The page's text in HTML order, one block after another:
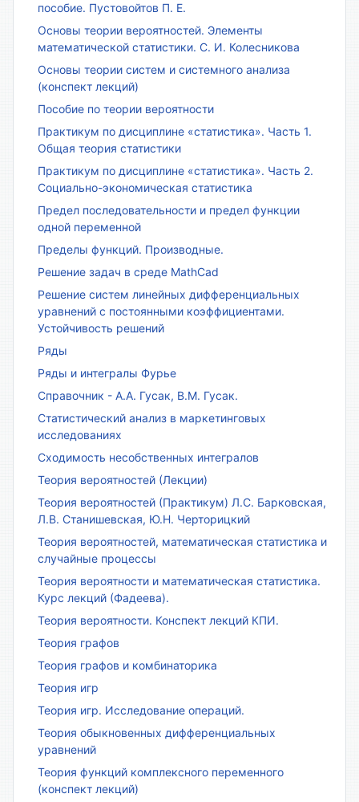
пособие. Пустовойтов П. Е.
Основы теории вероятностей. Элементы
математической статистики. С. И. Колесникова
Основы теории систем и системного анализа
(конспект лекций)
Пособие по теории вероятности
Практикум по дисциплине «статистика». Часть 1.
Общая теория статистики
Практикум по дисциплине «статистика». Часть 2.
Социально-экономическая статистика
Предел последовательности и предел функции
одной переменной
Пределы функций. Производные.
Решение задач в среде MathCad
Решение систем линейных дифференциальных
уравнений с постоянными коэффициентами.
Устойчивость решений
Ряды
Ряды и интегралы Фурье
Справочник - А.А. Гусак, В.М. Гусак.
Статистический анализ в маркетинговых
исследованиях
Сходимость несобственных интегралов
Теория вероятностей (Лекции)
Теория вероятностей (Практикум) Л.С. Барковская,
Л.В. Станишевская, Ю.Н. Черторицкий
Теория вероятностей, математическая статистика и
случайные процессы
Теория вероятности и математическая статистика.
Курс лекций (Фадеева).
Теория вероятности. Конспект лекций КПИ.
Теория графов
Теория графов и комбинаторика
Теория игр
Теория игр. Исследование операций.
Теория обыкновенных дифференциальных
уравнений
Теория функций комплексного переменного
(конспект лекций)